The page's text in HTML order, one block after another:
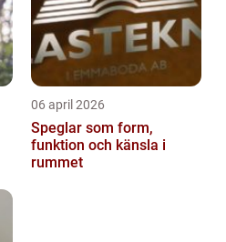
06 april 2026
Speglar som form,
funktion och känsla i
rummet